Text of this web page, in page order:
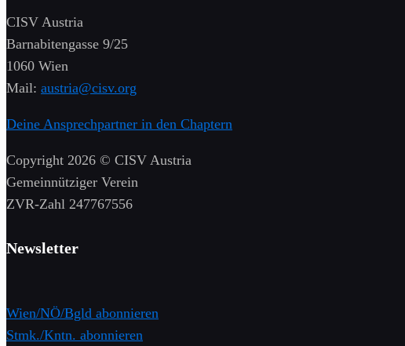
CISV Austria
Barnabitengasse 9/25
1060 Wien
Mail: austria@cisv.org
Deine Ansprechpartner in den Chaptern
Copyright 2026 © CISV Austria
Gemeinnütziger Verein
​ZVR-Zahl 247767556
Newsletter
Wien/NÖ/Bgld abonnieren
Stmk./Kntn. abonnieren